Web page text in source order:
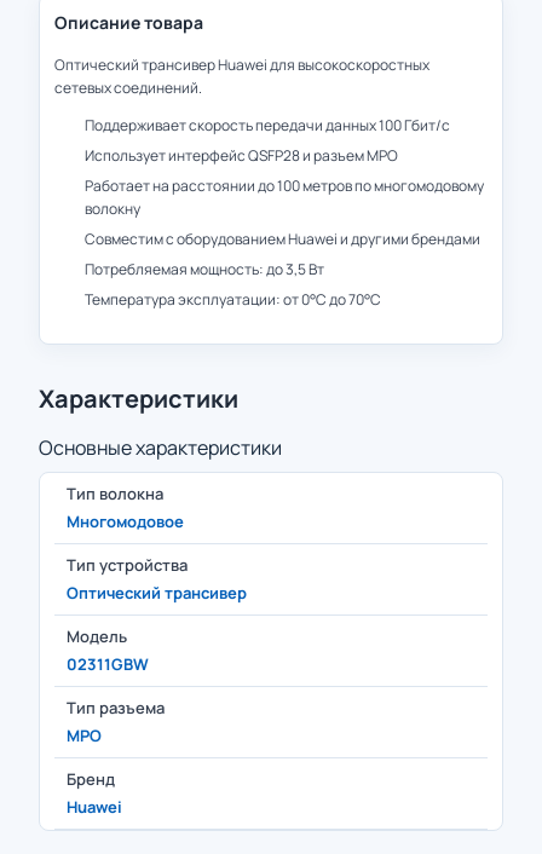
Описание товара
Оптический трансивер Huawei для высокоскоростных
сетевых соединений.
Поддерживает скорость передачи данных 100 Гбит/с
Использует интерфейс QSFP28 и разъем MPO
Работает на расстоянии до 100 метров по многомодовому
волокну
Совместим с оборудованием Huawei и другими брендами
Потребляемая мощность: до 3,5 Вт
Температура эксплуатации: от 0°C до 70°C
Характеристики
Основные характеристики
Тип волокна
Многомодовое
Тип устройства
Оптический трансивер
Модель
02311GBW
Тип разъема
MPO
Бренд
Huawei